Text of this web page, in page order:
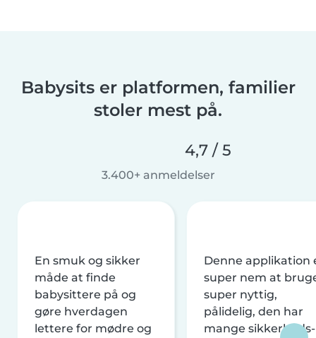
Babysits er platformen, familier
stoler mest på.
4,7 / 5
3.400+ anmeldelser
En smuk og sikker
måde at finde
babysittere på og
gøre hverdagen
lettere for mødre og
Denne applikation
super nem at
super nyttig,
pålidelig, den har
mange sikkerheds-